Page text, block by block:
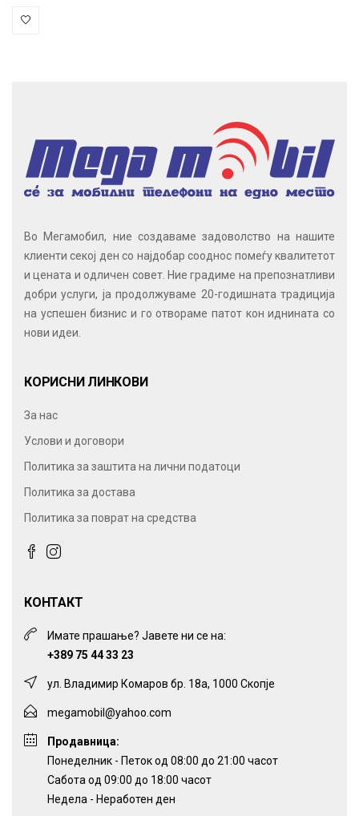
Во Мегамобил, ние создаваме задоволство на нашите
клиенти секој ден со најдобар сооднос помеѓу квалитетот
и цената и одличен совет. Ние градиме на препознатливи
добри услуги, ја продолжуваме 20-годишната традиција
на успешен бизнис и го отвораме патот кон иднината со
нови идеи.
КОРИСНИ ЛИНКОВИ
За нас
Услови и договори
Политика за заштита на лични податоци
Политика за достава
Политика за поврат на средства
КОНТАКТ
Имате прашање? Јавете ни се на:
+389 75 44 33 23
ул. Владимир Комаров бр. 18а, 1000 Скопје
megamobil@yahoo.com
Продавница:
Понеделник - Петок од 08:00 до 21:00 часот
Сабота од 09:00 до 18:00 часот
Недела - Неработен ден